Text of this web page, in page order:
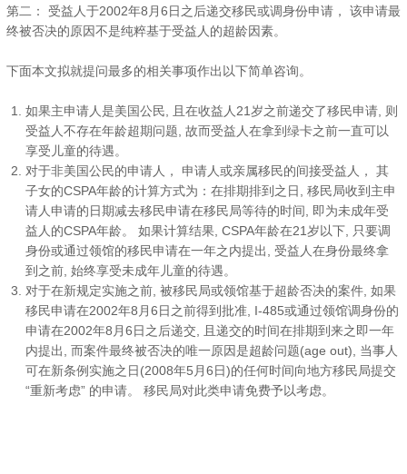
第二： 受益人于2002年8月6日之后递交移民或调身份申请， 该申请最
终被否决的原因不是纯粹基于受益人的超龄因素。
下面本文拟就提问最多的相关事项作出以下简单咨询。
如果主申请人是美国公民, 且在收益人21岁之前递交了移民申请, 则
受益人不存在年龄超期问题, 故而受益人在拿到绿卡之前一直可以
享受儿童的待遇。
对于非美国公民的申请人， 申请人或亲属移民的间接受益人， 其
子女的CSPA年龄的计算方式为：在排期排到之日, 移民局收到主申
请人申请的日期减去移民申请在移民局等待的时间, 即为未成年受
益人的CSPA年龄。 如果计算结果, CSPA年龄在21岁以下, 只要调
身份或通过领馆的移民申请在一年之内提出, 受益人在身份最终拿
到之前, 始终享受未成年儿童的待遇。
对于在新规定实施之前, 被移民局或领馆基于超龄否决的案件, 如果
移民申请在2002年8月6日之前得到批准, I-485或通过领馆调身份的
申请在2002年8月6日之后递交, 且递交的时间在排期到来之即一年
内提出, 而案件最终被否决的唯一原因是超龄问题(age out), 当事人
可在新条例实施之日(2008年5月6日)的任何时间向地方移民局提交
“重新考虑” 的申请。 移民局对此类申请免费予以考虑。